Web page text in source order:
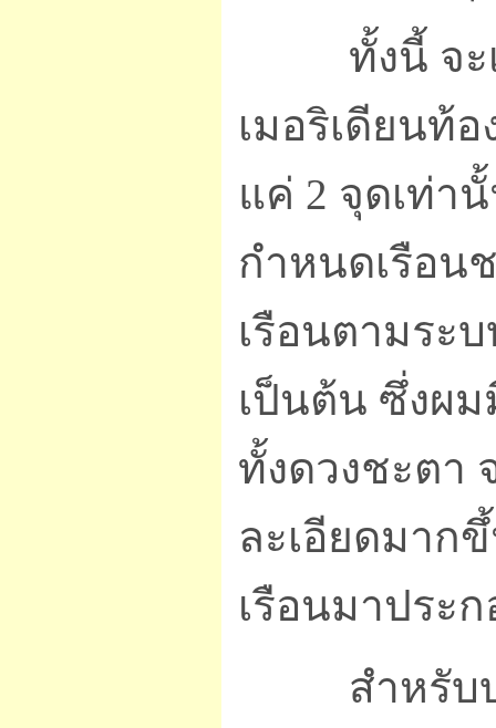
ทั้งนี้ จะเห็
เมอริเดียนท้
แค่ 2 จุดเท่า
กำหนดเรือน
เรือนตามระบ
เป็นต้น ซึ่งผ
ทั้งดวงชะตา
ละเอียดมาก
เรือนมาประ
สำหรับบท